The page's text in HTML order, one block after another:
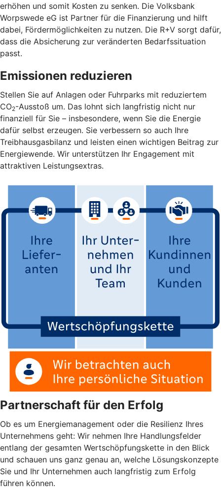
erhöhen und somit Kosten zu senken. Die Volksbank
Worpswede eG ist Partner für die Finanzierung und hilft
dabei, Fördermöglichkeiten zu nutzen. Die R+V sorgt dafür,
dass die Absicherung zur veränderten Bedarfssituation
passt.
Emissionen reduzieren
Stellen Sie auf Anlagen oder Fuhrparks mit reduziertem
CO2-Ausstoß um. Das lohnt sich langfristig nicht nur
finanziell für Sie – insbesondere, wenn Sie die Energie
dafür selbst erzeugen. Sie verbessern so auch Ihre
Treibhausgasbilanz und leisten einen wichtigen Beitrag zur
Energiewende. Wir unterstützen Ihr Engagement mit
attraktiven Leistungsextras.
Partnerschaft für den Erfolg
Ob es um Energiemanagement oder die Resilienz Ihres
Unternehmens geht: Wir nehmen Ihre Handlungsfelder
entlang der gesamten Wertschöpfungskette in den Blick
und schauen uns ganz genau an, welche Lösungskonzepte
Sie und Ihr Unternehmen auch langfristig zum Erfolg
führen können.